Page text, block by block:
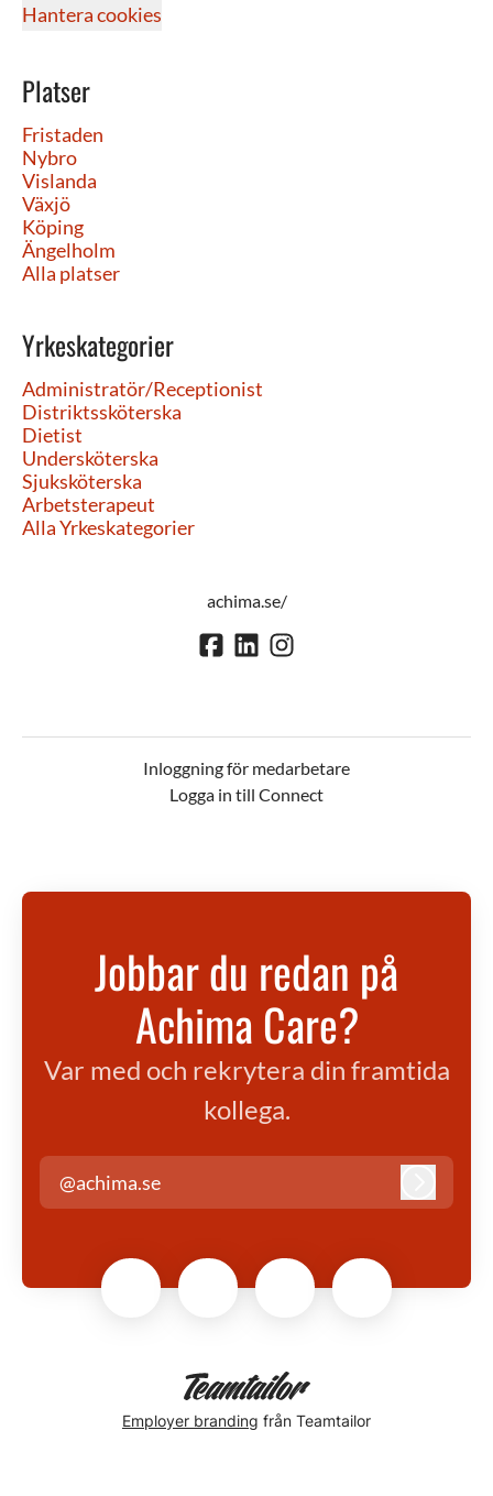
Hantera cookies
Platser
Fristaden
Nybro
Vislanda
Växjö
Köping
Ängelholm
Alla platser
Yrkeskategorier
Administratör/Receptionist
Distriktssköterska
Dietist
Undersköterska
Sjuksköterska
Arbetsterapeut
Alla Yrkeskategorier
achima.se/
Inloggning för medarbetare
Logga in till Connect
Jobbar du redan på
Achima Care?
Var med och rekrytera din framtida
kollega.
@achima.se
Employer branding från Teamtailor